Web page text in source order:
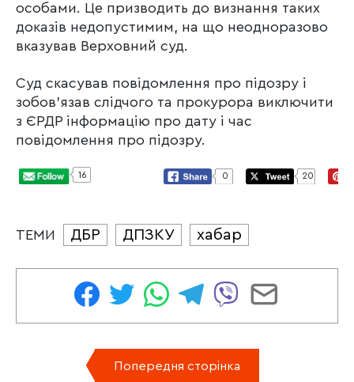
особами. Це призводить до визнання таких
доказів недопустимим, на що неодноразово
вказував Верховний суд.
Суд скасував повідомлення про підозру і
зобов’язав слідчого та прокурора виключити
з ЄРДР інформацію про дату і час
повідомлення про підозру.
16 0 20
ТЕМИ ДБР ДПЗКУ хабар
Попередня сторінка